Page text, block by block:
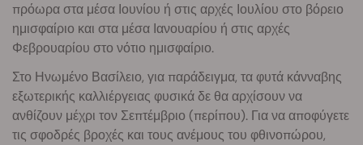
πρόωρα στα μέσα Ιουνίου ή στις αρχές Ιουλίου στο βόρειο
ημισφαίριο και στα μέσα Ιανουαρίου ή στις αρχές
Φεβρουαρίου στο νότιο ημισφαίριο.
Στο Ηνωμένο Βασίλειο, για παράδειγμα, τα φυτά κάνναβης
εξωτερικής καλλιέργειας φυσικά δε θα αρχίσουν να
ανθίζουν μέχρι τον Σεπτέμβριο (περίπου). Για να αποφύγετε
τις σφοδρές βροχές και τους ανέμους του φθινοπώρου,